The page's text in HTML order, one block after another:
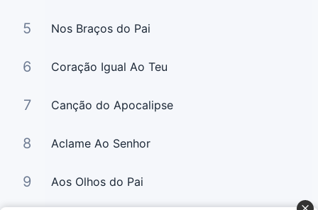
5 Nos Braços do Pai
6 Coração Igual Ao Teu
7 Canção do Apocalipse
8 Aclame Ao Senhor
9 Aos Olhos do Pai